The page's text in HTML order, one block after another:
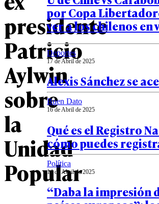
presidente
Patricio
Aylwin
sobre
la
Unidad
Popular
por Copa
ver a los chilenos
Deportes
17 de Abril de 2025
Alexis Sánchez se
Buen Dato
16 de Abril de 2025
Qué es el Registro
cómo puedes
Política
14 de Abril de 2025
“Daba la impresión